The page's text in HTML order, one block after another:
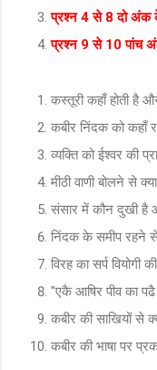
प्रश्न 4 से 8 दो अंक
प्रश्न 9 से 10 पांच
कस्तूरी कहाँ होती है
कबीर निंदक को कहाँ
व्यक्ति को ईश्वर की
मीठी वाणी बोलने से
संसार में कौन दुखी है
निंदक के समीप रहने से
विरह का सर्प वियोगी
"एकै आषिर पीव का पढै
कबीर की साखियों से
कबीर की भाषा पर